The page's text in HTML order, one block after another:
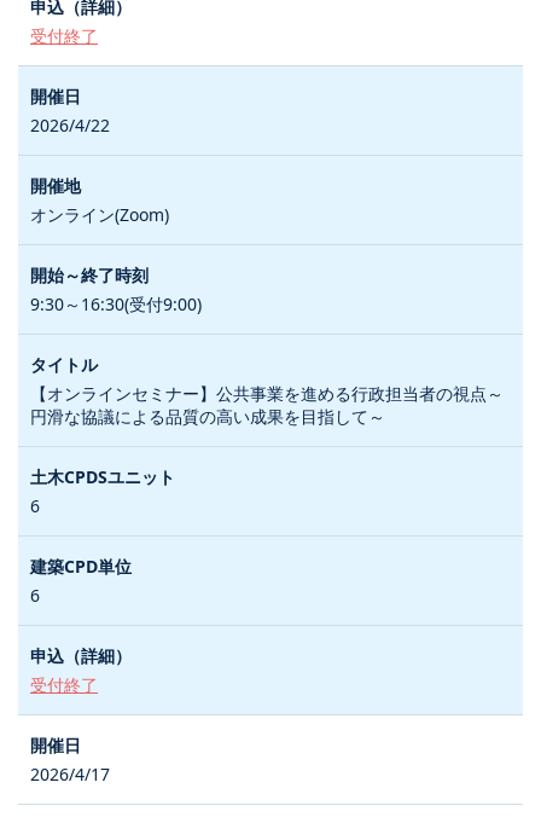
受付終了
2026/4/22
オンライン(Zoom)
9:30～16:30(受付9:00)
【オンラインセミナー】公共事業を進める行政担当者の視点～
円滑な協議による品質の高い成果を目指して～
6
6
受付終了
2026/4/17